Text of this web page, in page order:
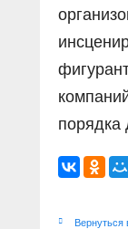
порядка
Вернуться